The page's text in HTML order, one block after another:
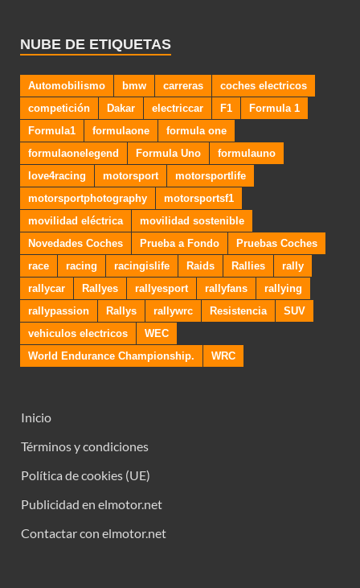
NUBE DE ETIQUETAS
Automobilismo bmw carreras
coches electricos
competición
Dakar electriccar F1
Formula 1
Formula1
formulaone
formula one
formulaonelegend
Formula Uno
formulauno
love4racing
motorsport
motorsportlife
motorsportphotography
motorsportsf1
movilidad eléctrica
movilidad sostenible
Novedades Coches
Prueba a Fondo
Pruebas Coches
race
racing racingislife Raids Rallies
rally
rallycar
Rallyes rallyesport rallyfans
rallying
rallypassion
Rallys rallywrc Resistencia
SUV
vehiculos electricos
WEC
World Endurance Championship.
WRC
Inicio
Términos y condiciones
Política de cookies (UE)
Publicidad en elmotor.net
Contactar con elmotor.net